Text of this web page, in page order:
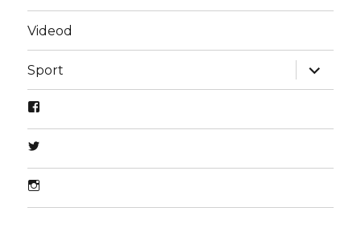
Videod
Sport
laienda